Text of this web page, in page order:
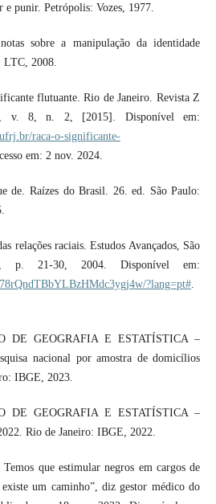
punir. Petrópolis: Vozes, 1977.
sobre a manipulação da identidade
LTC, 2008.
flutuante. Rio de Janeiro. Revista Z
v. 8, n. 2, [2015]. Disponível em:
raca-o-significante-
em: 2 nov. 2024.
de. Raízes do Brasil. 26. ed. São Paulo:
relações raciais. Estudos Avançados, São
21-30, 2004. Disponível em:
?lang=pt#.
DE GEOGRAFIA E ESTATÍSTICA –
nacional por amostra de domicílios
IBGE, 2023.
DE GEOGRAFIA E ESTATÍSTICA –
Rio de Janeiro: IBGE, 2022.
que estimular negros em cargos de
existe um caminho”, diz gestor médico do